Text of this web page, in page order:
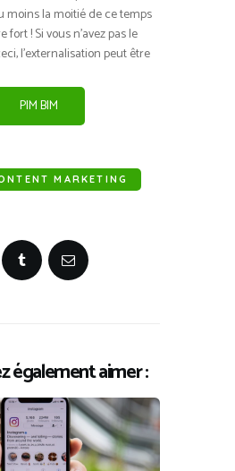
moins la moitié de ce temps
! Si vous n’avez pas le
l’externalisation peut être
PIM BIM
MARKETING
également aimer :